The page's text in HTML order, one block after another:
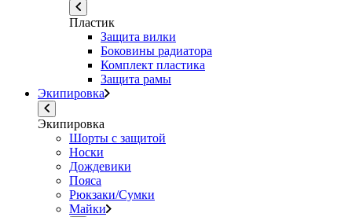
Пластик
Защита вилки
Боковины радиатора
Комплект пластика
Защита рамы
Экипировка
Экипировка
Шорты с защитой
Носки
Дождевики
Пояса
Рюкзаки/Сумки
Майки